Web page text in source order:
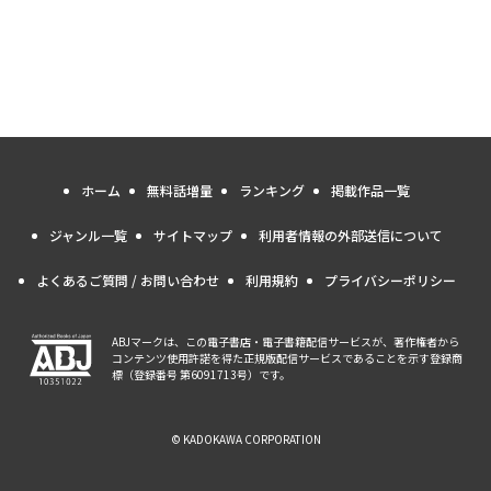
ホーム 無料話増量 ランキング 掲載作品一覧
ジャンル一覧 サイトマップ 利用者情報の外部送信について
よくあるご質問 / お問い合わせ 利用規約 プライバシーポリシー
ABJマークは、この電子書店・電子書籍配信サービスが、著作権者から
コンテンツ使用許諾を得た正規版配信サービスであることを示す登録商
標（登録番号 第6091713号）です。
© KADOKAWA CORPORATION